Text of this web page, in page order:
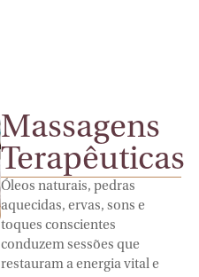
Massagens
Terapêuticas
Óleos naturais, pedras
aquecidas, ervas, sons e
toques conscientes
conduzem sessões que
restauram a energia vital e